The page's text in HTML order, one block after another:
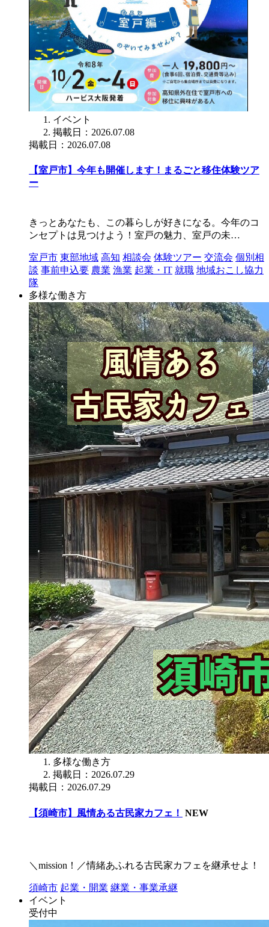
イベント
掲載日：2026.07.08
掲載日：2026.07.08
【室戸市】今年も開催します！まるごと移住体験ツア
ー
きっとあなたも、この暮らしが好きになる。今年のコ
ンセプトは見つけよう！室戸の魅力、室戸の未…
室戸市 東部地域 高知 相談会 体験ツアー 交流会 個別相
談 事前申込要 農業 漁業 起業・IT 就職 地域おこし協力
隊
多様な働き方
多様な働き方
掲載日：2026.07.29
掲載日：2026.07.29
【須崎市】風情ある古民家カフェ！ NEW
＼mission！／情緒あふれる古民家カフェを継承せよ！
須崎市 起業・開業 継業・事業承継
イベント
受付中